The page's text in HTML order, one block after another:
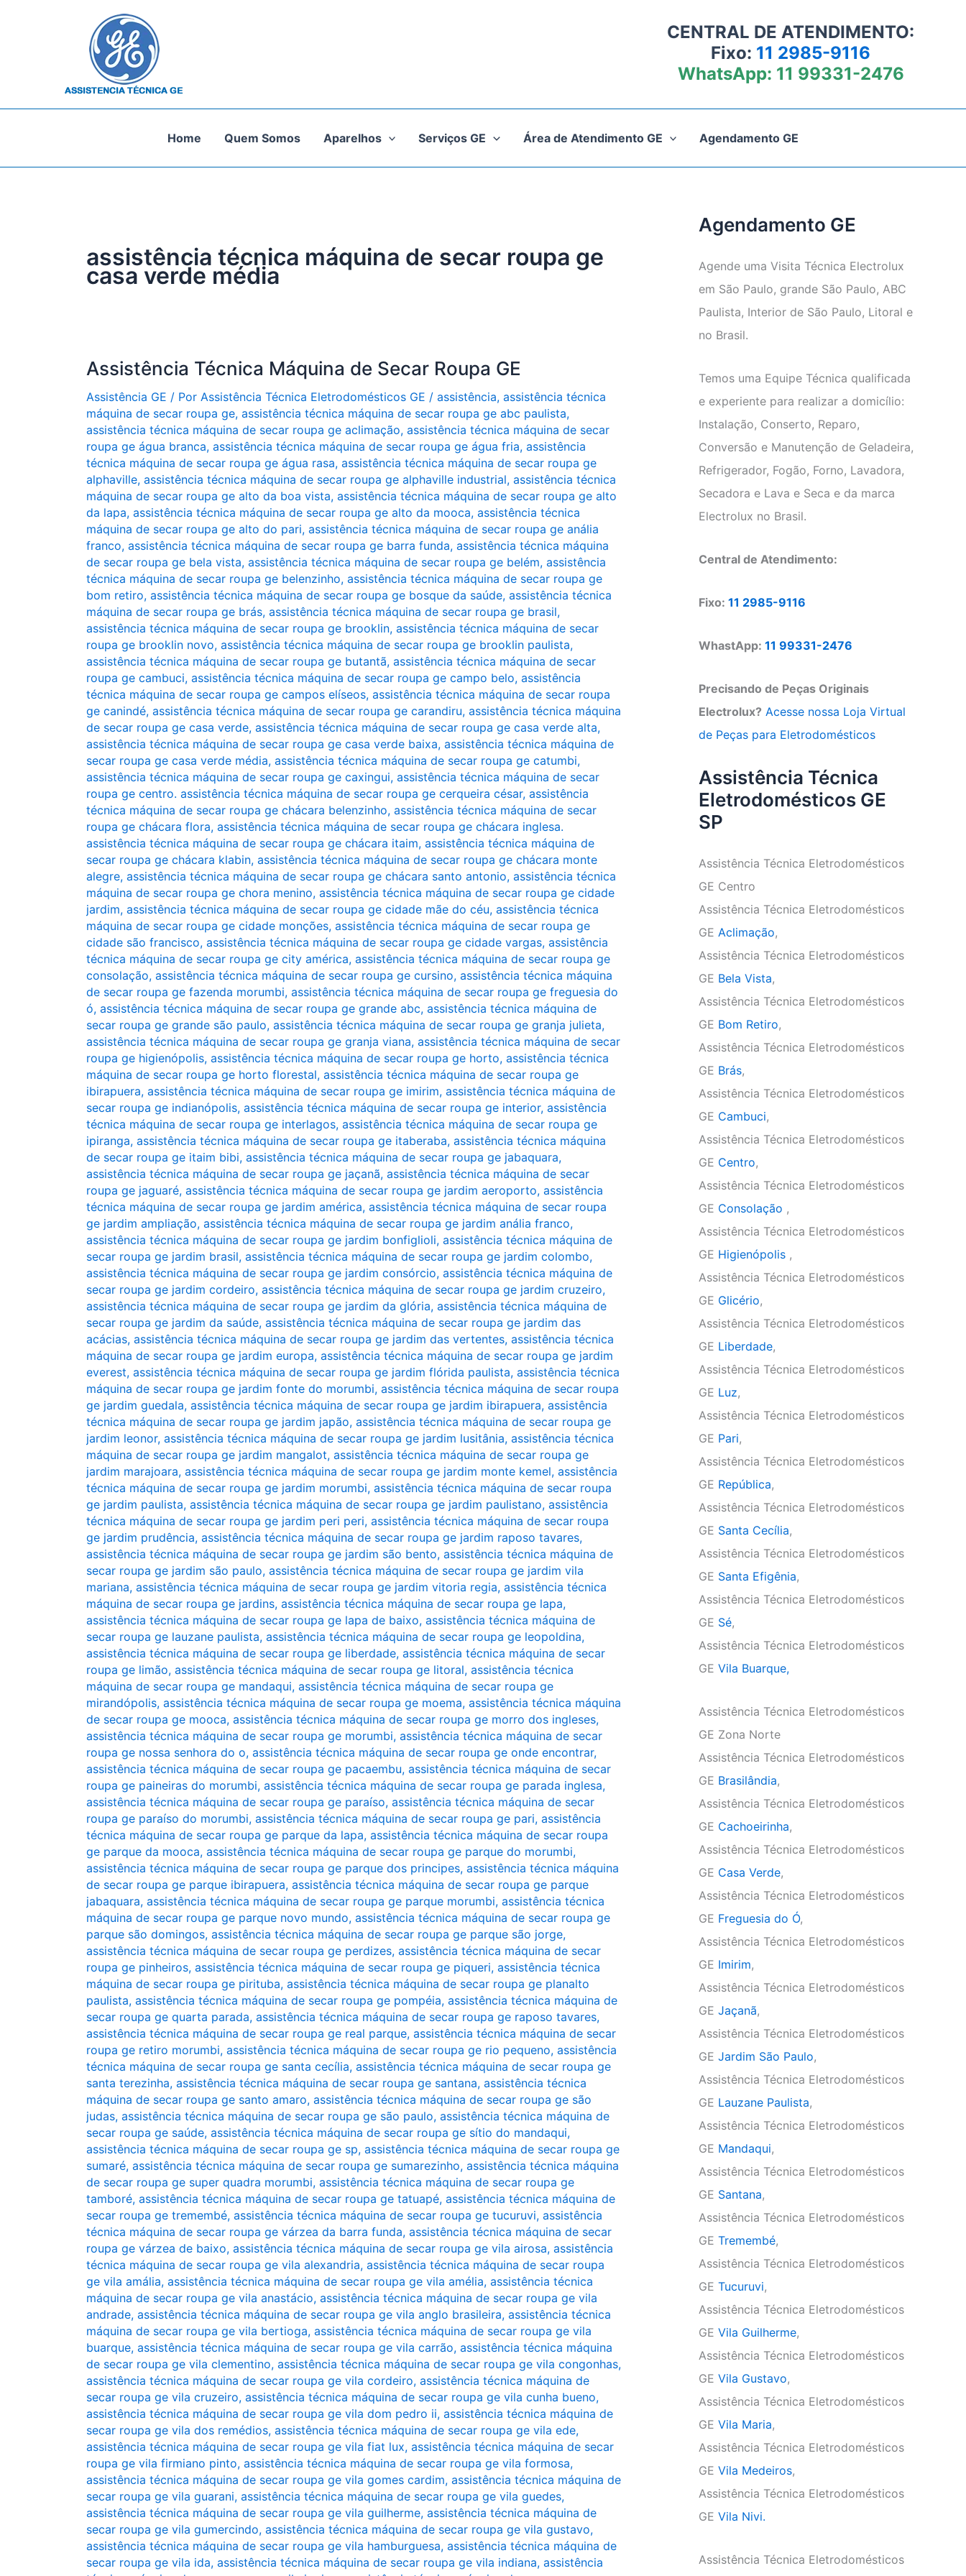
CENTRAL DE ATENDIMENTO:
Fixo: 11 2985-9116
WhatsApp: 11 99331-2476
Home Quem Somos Aparelhos Serviços GE Área de Atendimento GE Agendamento GE
assistência técnica máquina de secar roupa ge
casa verde média
Assistência Técnica Máquina de Secar Roupa GE
Assistência GE / Por Assistência Técnica Eletrodomésticos GE / assistência, assistência técnica
máquina de secar roupa ge, assistência técnica máquina de secar roupa ge abc paulista,
assistência técnica máquina de secar roupa ge aclimação, assistência técnica máquina de secar
roupa ge água branca, assistência técnica máquina de secar roupa ge água fria, assistência
técnica máquina de secar roupa ge água rasa, assistência técnica máquina de secar roupa ge
alphaville, assistência técnica máquina de secar roupa ge alphaville industrial, assistência técnica
máquina de secar roupa ge alto da boa vista, assistência técnica máquina de secar roupa ge alto
da lapa, assistência técnica máquina de secar roupa ge alto da mooca, assistência técnica
máquina de secar roupa ge alto do pari, assistência técnica máquina de secar roupa ge anália
franco, assistência técnica máquina de secar roupa ge barra funda, assistência técnica máquina
de secar roupa ge bela vista, assistência técnica máquina de secar roupa ge belém, assistência
técnica máquina de secar roupa ge belenzinho, assistência técnica máquina de secar roupa ge
bom retiro, assistência técnica máquina de secar roupa ge bosque da saúde, assistência técnica
máquina de secar roupa ge brás, assistência técnica máquina de secar roupa ge brasil,
assistência técnica máquina de secar roupa ge brooklin, assistência técnica máquina de secar
roupa ge brooklin novo, assistência técnica máquina de secar roupa ge brooklin paulista,
assistência técnica máquina de secar roupa ge butantã, assistência técnica máquina de secar
roupa ge cambuci, assistência técnica máquina de secar roupa ge campo belo, assistência
técnica máquina de secar roupa ge campos elíseos, assistência técnica máquina de secar roupa
ge canindé, assistência técnica máquina de secar roupa ge carandiru, assistência técnica máquina
de secar roupa ge casa verde, assistência técnica máquina de secar roupa ge casa verde alta,
assistência técnica máquina de secar roupa ge casa verde baixa, assistência técnica máquina de
secar roupa ge casa verde média, assistência técnica máquina de secar roupa ge catumbi,
assistência técnica máquina de secar roupa ge caxingui, assistência técnica máquina de secar
roupa ge centro. assistência técnica máquina de secar roupa ge cerqueira césar, assistência
técnica máquina de secar roupa ge chácara belenzinho, assistência técnica máquina de secar
roupa ge chácara flora, assistência técnica máquina de secar roupa ge chácara inglesa.
assistência técnica máquina de secar roupa ge chácara itaim, assistência técnica máquina de
secar roupa ge chácara klabin, assistência técnica máquina de secar roupa ge chácara monte
alegre, assistência técnica máquina de secar roupa ge chácara santo antonio, assistência técnica
máquina de secar roupa ge chora menino, assistência técnica máquina de secar roupa ge cidade
jardim, assistência técnica máquina de secar roupa ge cidade mãe do céu, assistência técnica
máquina de secar roupa ge cidade monções, assistência técnica máquina de secar roupa ge
cidade são francisco, assistência técnica máquina de secar roupa ge cidade vargas, assistência
técnica máquina de secar roupa ge city américa, assistência técnica máquina de secar roupa ge
consolação, assistência técnica máquina de secar roupa ge cursino, assistência técnica máquina
de secar roupa ge fazenda morumbi, assistência técnica máquina de secar roupa ge freguesia do
ó, assistência técnica máquina de secar roupa ge grande abc, assistência técnica máquina de
secar roupa ge grande são paulo, assistência técnica máquina de secar roupa ge granja julieta,
assistência técnica máquina de secar roupa ge granja viana, assistência técnica máquina de secar
roupa ge higienópolis, assistência técnica máquina de secar roupa ge horto, assistência técnica
máquina de secar roupa ge horto florestal, assistência técnica máquina de secar roupa ge
ibirapuera, assistência técnica máquina de secar roupa ge imirim, assistência técnica máquina de
secar roupa ge indianópolis, assistência técnica máquina de secar roupa ge interior, assistência
técnica máquina de secar roupa ge interlagos, assistência técnica máquina de secar roupa ge
ipiranga, assistência técnica máquina de secar roupa ge itaberaba, assistência técnica máquina
de secar roupa ge itaim bibi, assistência técnica máquina de secar roupa ge jabaquara,
assistência técnica máquina de secar roupa ge jaçanã, assistência técnica máquina de secar
roupa ge jaguaré, assistência técnica máquina de secar roupa ge jardim aeroporto, assistência
técnica máquina de secar roupa ge jardim américa, assistência técnica máquina de secar roupa
ge jardim ampliação, assistência técnica máquina de secar roupa ge jardim anália franco,
assistência técnica máquina de secar roupa ge jardim bonfiglioli, assistência técnica máquina de
secar roupa ge jardim brasil, assistência técnica máquina de secar roupa ge jardim colombo,
assistência técnica máquina de secar roupa ge jardim consórcio, assistência técnica máquina de
secar roupa ge jardim cordeiro, assistência técnica máquina de secar roupa ge jardim cruzeiro,
assistência técnica máquina de secar roupa ge jardim da glória, assistência técnica máquina de
secar roupa ge jardim da saúde, assistência técnica máquina de secar roupa ge jardim das
acácias, assistência técnica máquina de secar roupa ge jardim das vertentes, assistência técnica
máquina de secar roupa ge jardim europa, assistência técnica máquina de secar roupa ge jardim
everest, assistência técnica máquina de secar roupa ge jardim flórida paulista, assistência técnica
máquina de secar roupa ge jardim fonte do morumbi, assistência técnica máquina de secar roupa
ge jardim guedala, assistência técnica máquina de secar roupa ge jardim ibirapuera, assistência
técnica máquina de secar roupa ge jardim japão, assistência técnica máquina de secar roupa ge
jardim leonor, assistência técnica máquina de secar roupa ge jardim lusitânia, assistência técnica
máquina de secar roupa ge jardim mangalot, assistência técnica máquina de secar roupa ge
jardim marajoara, assistência técnica máquina de secar roupa ge jardim monte kemel, assistência
técnica máquina de secar roupa ge jardim morumbi, assistência técnica máquina de secar roupa
ge jardim paulista, assistência técnica máquina de secar roupa ge jardim paulistano, assistência
técnica máquina de secar roupa ge jardim peri peri, assistência técnica máquina de secar roupa
ge jardim prudência, assistência técnica máquina de secar roupa ge jardim raposo tavares,
assistência técnica máquina de secar roupa ge jardim são bento, assistência técnica máquina de
secar roupa ge jardim são paulo, assistência técnica máquina de secar roupa ge jardim vila
mariana, assistência técnica máquina de secar roupa ge jardim vitoria regia, assistência técnica
máquina de secar roupa ge jardins, assistência técnica máquina de secar roupa ge lapa,
assistência técnica máquina de secar roupa ge lapa de baixo, assistência técnica máquina de
secar roupa ge lauzane paulista, assistência técnica máquina de secar roupa ge leopoldina,
assistência técnica máquina de secar roupa ge liberdade, assistência técnica máquina de secar
roupa ge limão, assistência técnica máquina de secar roupa ge litoral, assistência técnica
máquina de secar roupa ge mandaqui, assistência técnica máquina de secar roupa ge
mirandópolis, assistência técnica máquina de secar roupa ge moema, assistência técnica máquina
de secar roupa ge mooca, assistência técnica máquina de secar roupa ge morro dos ingleses,
assistência técnica máquina de secar roupa ge morumbi, assistência técnica máquina de secar
roupa ge nossa senhora do o, assistência técnica máquina de secar roupa ge onde encontrar,
assistência técnica máquina de secar roupa ge pacaembu, assistência técnica máquina de secar
roupa ge paineiras do morumbi, assistência técnica máquina de secar roupa ge parada inglesa,
assistência técnica máquina de secar roupa ge paraíso, assistência técnica máquina de secar
roupa ge paraíso do morumbi, assistência técnica máquina de secar roupa ge pari, assistência
técnica máquina de secar roupa ge parque da lapa, assistência técnica máquina de secar roupa
ge parque da mooca, assistência técnica máquina de secar roupa ge parque do morumbi,
assistência técnica máquina de secar roupa ge parque dos principes, assistência técnica máquina
de secar roupa ge parque ibirapuera, assistência técnica máquina de secar roupa ge parque
jabaquara, assistência técnica máquina de secar roupa ge parque morumbi, assistência técnica
máquina de secar roupa ge parque novo mundo, assistência técnica máquina de secar roupa ge
parque são domingos, assistência técnica máquina de secar roupa ge parque são jorge,
assistência técnica máquina de secar roupa ge perdizes, assistência técnica máquina de secar
roupa ge pinheiros, assistência técnica máquina de secar roupa ge piqueri, assistência técnica
máquina de secar roupa ge pirituba, assistência técnica máquina de secar roupa ge planalto
paulista, assistência técnica máquina de secar roupa ge pompéia, assistência técnica máquina de
secar roupa ge quarta parada, assistência técnica máquina de secar roupa ge raposo tavares,
assistência técnica máquina de secar roupa ge real parque, assistência técnica máquina de secar
roupa ge retiro morumbi, assistência técnica máquina de secar roupa ge rio pequeno, assistência
técnica máquina de secar roupa ge santa cecília, assistência técnica máquina de secar roupa ge
santa terezinha, assistência técnica máquina de secar roupa ge santana, assistência técnica
máquina de secar roupa ge santo amaro, assistência técnica máquina de secar roupa ge são
judas, assistência técnica máquina de secar roupa ge são paulo, assistência técnica máquina de
secar roupa ge saúde, assistência técnica máquina de secar roupa ge sítio do mandaqui,
assistência técnica máquina de secar roupa ge sp, assistência técnica máquina de secar roupa ge
sumaré, assistência técnica máquina de secar roupa ge sumarezinho, assistência técnica máquina
de secar roupa ge super quadra morumbi, assistência técnica máquina de secar roupa ge
tamboré, assistência técnica máquina de secar roupa ge tatuapé, assistência técnica máquina de
secar roupa ge tremembé, assistência técnica máquina de secar roupa ge tucuruvi, assistência
técnica máquina de secar roupa ge várzea da barra funda, assistência técnica máquina de secar
roupa ge várzea de baixo, assistência técnica máquina de secar roupa ge vila airosa, assistência
técnica máquina de secar roupa ge vila alexandria, assistência técnica máquina de secar roupa
ge vila amália, assistência técnica máquina de secar roupa ge vila amélia, assistência técnica
máquina de secar roupa ge vila anastácio, assistência técnica máquina de secar roupa ge vila
andrade, assistência técnica máquina de secar roupa ge vila anglo brasileira, assistência técnica
máquina de secar roupa ge vila bertioga, assistência técnica máquina de secar roupa ge vila
buarque, assistência técnica máquina de secar roupa ge vila carrão, assistência técnica máquina
de secar roupa ge vila clementino, assistência técnica máquina de secar roupa ge vila congonhas,
assistência técnica máquina de secar roupa ge vila cordeiro, assistência técnica máquina de
secar roupa ge vila cruzeiro, assistência técnica máquina de secar roupa ge vila cunha bueno,
assistência técnica máquina de secar roupa ge vila dom pedro ii, assistência técnica máquina de
secar roupa ge vila dos remédios, assistência técnica máquina de secar roupa ge vila ede,
assistência técnica máquina de secar roupa ge vila fiat lux, assistência técnica máquina de secar
roupa ge vila firmiano pinto, assistência técnica máquina de secar roupa ge vila formosa,
assistência técnica máquina de secar roupa ge vila gomes cardim, assistência técnica máquina de
secar roupa ge vila guarani, assistência técnica máquina de secar roupa ge vila guedes,
assistência técnica máquina de secar roupa ge vila guilherme, assistência técnica máquina de
secar roupa ge vila gumercindo, assistência técnica máquina de secar roupa ge vila gustavo,
assistência técnica máquina de secar roupa ge vila hamburguesa, assistência técnica máquina de
secar roupa ge vila ida, assistência técnica máquina de secar roupa ge vila indiana, assistência
Agendamento GE
Agende uma Visita Técnica Electrolux
em São Paulo, grande São Paulo, ABC
Paulista, Interior de São Paulo, Litoral e
no Brasil.
Temos uma Equipe Técnica qualificada
e experiente para realizar a domicílio:
Instalação, Conserto, Reparo,
Conversão e Manutenção de Geladeira,
Refrigerador, Fogão, Forno, Lavadora,
Secadora e Lava e Seca e da marca
Electrolux no Brasil.
Central de Atendimento:
Fixo: 11 2985-9116
WhastApp: 11 99331-2476
Precisando de Peças Originais
Electrolux? Acesse nossa Loja Virtual
de Peças para Eletrodomésticos
Assistência Técnica
Eletrodomésticos GE
SP
Assistência Técnica Eletrodomésticos
GE Centro
Assistência Técnica Eletrodomésticos
GE Aclimação,
Assistência Técnica Eletrodomésticos
GE Bela Vista,
Assistência Técnica Eletrodomésticos
GE Bom Retiro,
Assistência Técnica Eletrodomésticos
GE Brás,
Assistência Técnica Eletrodomésticos
GE Cambuci,
Assistência Técnica Eletrodomésticos
GE Centro,
Assistência Técnica Eletrodomésticos
GE Consolação ,
Assistência Técnica Eletrodomésticos
GE Higienópolis ,
Assistência Técnica Eletrodomésticos
GE Glicério,
Assistência Técnica Eletrodomésticos
GE Liberdade,
Assistência Técnica Eletrodomésticos
GE Luz,
Assistência Técnica Eletrodomésticos
GE Pari,
Assistência Técnica Eletrodomésticos
GE República,
Assistência Técnica Eletrodomésticos
GE Santa Cecília,
Assistência Técnica Eletrodomésticos
GE Santa Efigênia,
Assistência Técnica Eletrodomésticos
GE Sé,
Assistência Técnica Eletrodomésticos
GE Vila Buarque,
Assistência Técnica Eletrodomésticos
GE Zona Norte
Assistência Técnica Eletrodomésticos
GE Brasilândia,
Assistência Técnica Eletrodomésticos
GE Cachoeirinha,
Assistência Técnica Eletrodomésticos
GE Casa Verde,
Assistência Técnica Eletrodomésticos
GE Freguesia do Ó,
Assistência Técnica Eletrodomésticos
GE Imirim,
Assistência Técnica Eletrodomésticos
GE Jaçanã,
Assistência Técnica Eletrodomésticos
GE Jardim São Paulo,
Assistência Técnica Eletrodomésticos
GE Lauzane Paulista,
Assistência Técnica Eletrodomésticos
GE Mandaqui,
Assistência Técnica Eletrodomésticos
GE Santana,
Assistência Técnica Eletrodomésticos
GE Tremembé,
Assistência Técnica Eletrodomésticos
GE Tucuruvi,
Assistência Técnica Eletrodomésticos
GE Vila Guilherme,
Assistência Técnica Eletrodomésticos
GE Vila Gustavo,
Assistência Técnica Eletrodomésticos
GE Vila Maria,
Assistência Técnica Eletrodomésticos
GE Vila Medeiros,
Assistência Técnica Eletrodomésticos
GE Vila Nivi.
Assistência Técnica Eletrodomésticos